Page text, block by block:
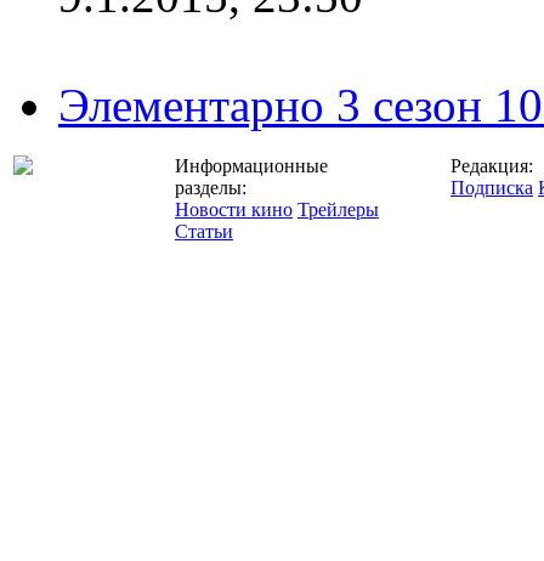
Элементарно 3 сезон
Информационные
разделы:
Новости кино Трейлеры
Статьи
Редакция:
Подписка